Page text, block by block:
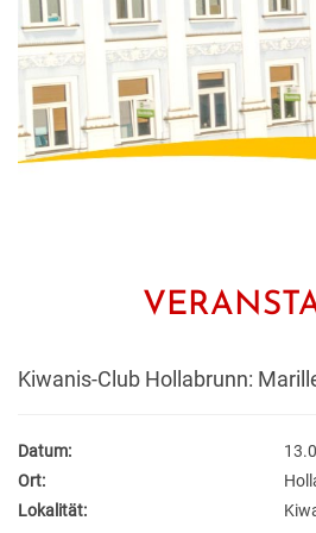
Kiwanis-Club Hollabrunn:
Datum:
Ort:
Lokalität: